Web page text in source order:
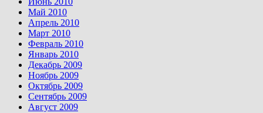
Май 2010
Апрель 2010
Март 2010
Февраль 2010
Январь 2010
Декабрь 2009
Ноябрь 2009
Октябрь 2009
Сентябрь 2009
Август 2009